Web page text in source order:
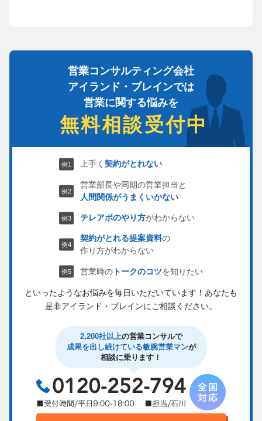
営業コンサルティング会社
アイランド・ブレインでは
営業に関する悩みを
無料相談受付中
上手く契約がとれない
営業部長や同期の営業担当と
人間関係がうまくいかない
テレアポのやり方がわからない
契約がとれる提案資料の
作り方がわからない
営業時の トークのコツを知りたい
といったようなお悩みを毎日いただいています！ あなたも
是非アイランド・ブレインにご相談ください。
2,200社以上の営業コンサルで
成果を出し続けている敏腕営業マンが
相談に乗ります！